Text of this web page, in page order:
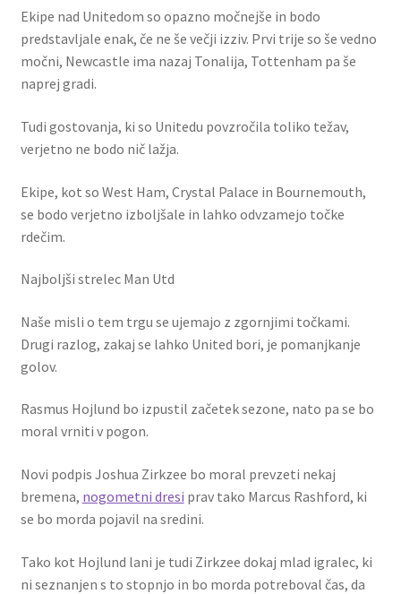
Ekipe nad Unitedom so opazno močnejše in bodo
predstavljale enak, če ne še večji izziv. Prvi trije so še vedno
močni, Newcastle ima nazaj Tonalija, Tottenham pa še
naprej gradi.
Tudi gostovanja, ki so Unitedu povzročila toliko težav,
verjetno ne bodo nič lažja.
Ekipe, kot so West Ham, Crystal Palace in Bournemouth,
se bodo verjetno izboljšale in lahko odvzamejo točke
rdečim.
Najboljši strelec Man Utd
Naše misli o tem trgu se ujemajo z zgornjimi točkami.
Drugi razlog, zakaj se lahko United bori, je pomanjkanje
golov.
Rasmus Hojlund bo izpustil začetek sezone, nato pa se bo
moral vrniti v pogon.
Novi podpis Joshua Zirkzee bo moral prevzeti nekaj
bremena, nogometni dresi prav tako Marcus Rashford, ki
se bo morda pojavil na sredini.
Tako kot Hojlund lani je tudi Zirkzee dokaj mlad igralec, ki
ni seznanjen s to stopnjo in bo morda potreboval čas, da